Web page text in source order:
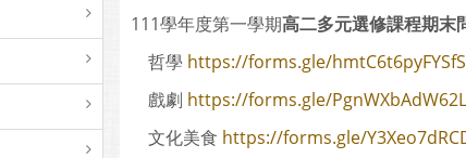
111學年度第一學期高二多元選修課程期末
哲學 https://forms.gle/
戲劇 https://forms.gle/
文化美食 https://forms.gle/